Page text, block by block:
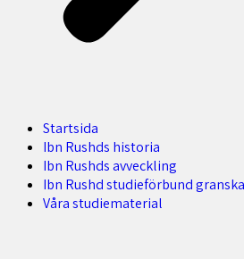
Startsida
Ibn Rushds historia
Ibn Rushds avveckling
Ibn Rushd studieförbund
Våra studiematerial